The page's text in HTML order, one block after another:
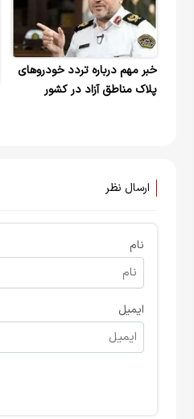
خبر مهم درباره تردد خودروهای
پلاک مناطق آزاد در کشور
ارسال نظر
نام
ایمیل